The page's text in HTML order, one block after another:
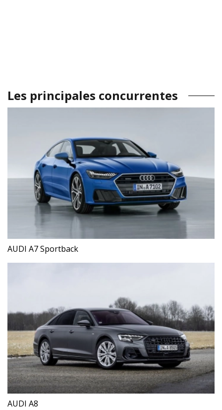
Les principales concurrentes
AUDI A7 Sportback
AUDI A8